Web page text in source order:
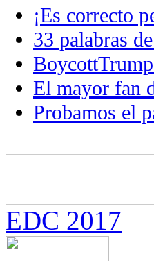
¡Es correcto
33 palabras
El mayor fan
Probamos el
EDC 2017